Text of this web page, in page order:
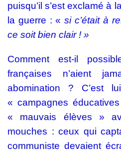
puisqu’il s’est exclamé à
la guerre : «si c’était à
ce soit bien clair ! »
Comment est-il
françaises n’aient
abomination ? C’est
« campagnes
« mauvais élèves »
mouches : ceux qui
communiste devaient